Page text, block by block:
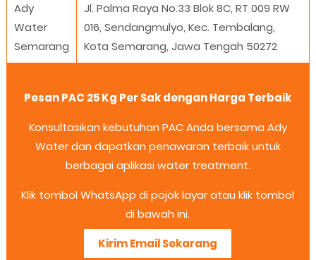
Ady
Water
Semarang
Jl. Palma Raya No.33 Blok 8C, RT 009 RW
016, Sendangmulyo, Kec. Tembalang,
Kota Semarang, Jawa Tengah 50272
Pesan PAC 25 Kg Per Sak dengan Harga Terbaik
Konsultasikan kebutuhan PAC Anda bersama Ady
Water dan dapatkan penawaran terbaik untuk
berbagai aplikasi water treatment.
Klik tombol WhatsApp di pojok layar atau klik tombol
di bawah ini.
Kirim Email Sekarang